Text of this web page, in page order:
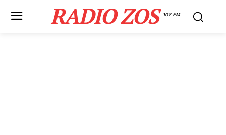
RADIO ZOS 107 FM